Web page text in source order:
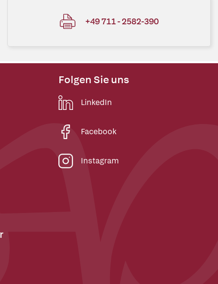
+49 711 - 2582-390
Folgen Sie uns
LinkedIn
Facebook
Instagram